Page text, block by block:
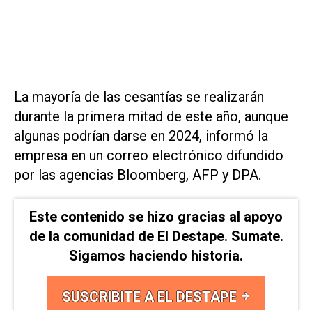
La mayoría de las cesantías se realizarán
durante la primera mitad de este año, aunque
algunas podrían darse en 2024, informó la
empresa en un correo electrónico difundido
por las agencias Bloomberg, AFP y DPA.
Este contenido se hizo gracias al apoyo
de la comunidad de El Destape. Sumate.
Sigamos haciendo historia.
SUSCRIBITE A EL DESTAPE